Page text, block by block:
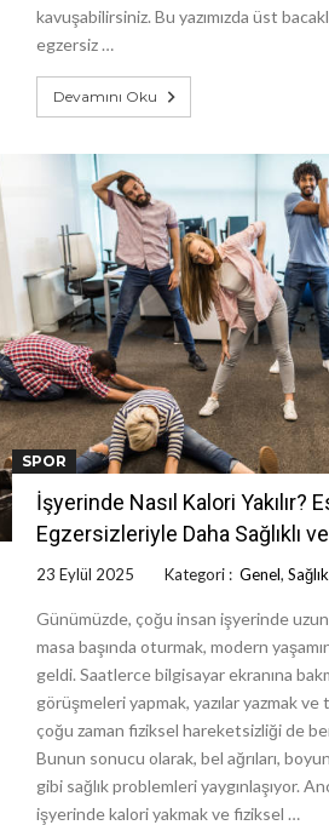
kavuşabilirsiniz. Bu yazımızda üst
egzersiz …
Devamını Oku
SPOR
İşyerinde Nasıl Kalori Yakılır?
Egzersizleriyle Daha Sağlıklı
23 Eylül 2025 Kategori : Genel, Sağlık
Günümüzde, çoğu insan işyerinde
masa başında oturmak, modern
geldi. Saatlerce bilgisayar ekranına
görüşmeleri yapmak, yazılar yazmak ve
çoğu zaman fiziksel hareketsizliği de
Bunun sonucu olarak, bel ağrıları,
gibi sağlık problemleri yaygınlaşıyor.
işyerinde kalori yakmak ve fiziksel …